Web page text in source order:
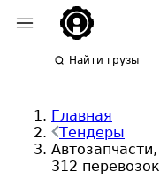
Найти грузы
Главная
Тендеры
Автозапчасти,
312 перевозок